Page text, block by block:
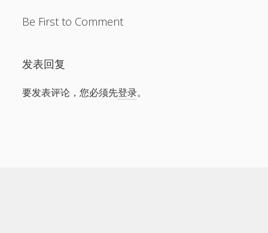
Be First to Comment
发表回复
要发表评论，您必须先登录。